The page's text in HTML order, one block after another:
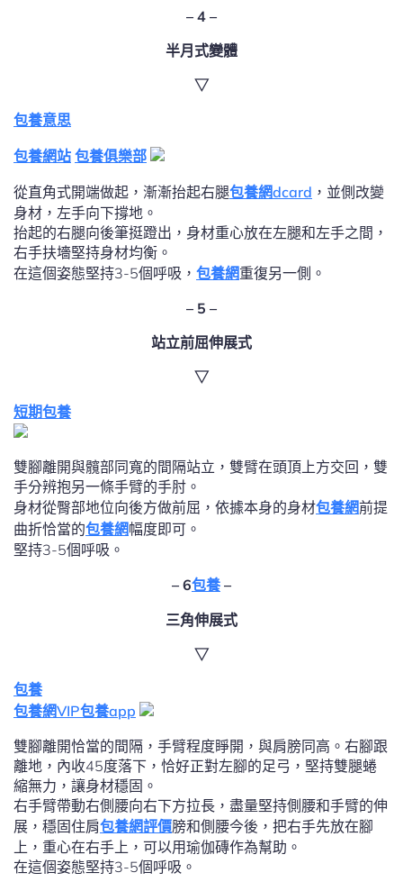
– 4 –
半月式變體
▽
包養意思
包養網站 包養俱樂部
從直角式開端做起，漸漸抬起右腿包養網dcard ，並側改變
身材，左手向下撐地。
抬起的右腿向後筆挺蹬出，身材重心放在左腿和左手之間，
右手扶墻堅持身材均衡。
在這個姿態堅持3-5個呼吸， 包養網重復另一側。
– 5 –
站立前屈伸展式
▽
短期包養
雙腳離開與髖部同寬的間隔站立，雙臂在頭頂上方交回，雙
手分辨抱另一條手臂的手肘。
身材從臀部地位向後方做前屈，依據本身的身材包養網前提
曲折恰當的包養網幅度即可。
堅持3-5個呼吸。
– 6包養 –
三角伸展式
▽
包養
包養網VIP包養app
雙腳離開恰當的間隔，手臂程度睜開，與肩膀同高。右腳跟
離地，內收45度落下，恰好正對左腳的足弓，堅持雙腿蜷
縮無力，讓身材穩固。
右手臂帶動右側腰向右下方拉長，盡量堅持側腰和手臂的伸
展，穩固住肩包養網評價膀和側腰今後，把右手先放在腳
上，重心在右手上，可以用瑜伽磚作為幫助。
在這個姿態堅持3-5個呼吸。